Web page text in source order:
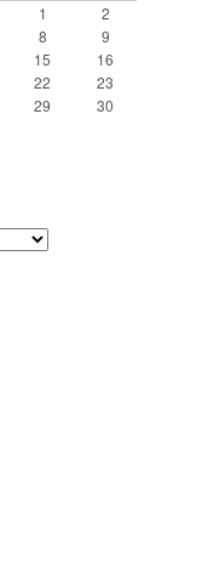
1
2
8
9
15
16
22
23
29
30